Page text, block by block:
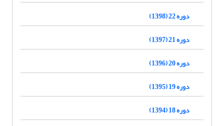
دوره 22 (1398)
دوره 21 (1397)
دوره 20 (1396)
دوره 19 (1395)
دوره 18 (1394)